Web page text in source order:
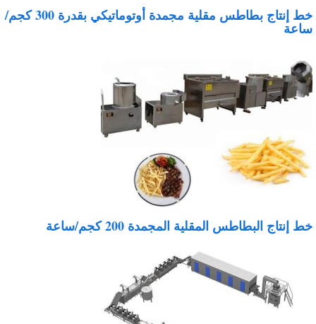
خط إنتاج بطاطس مقلية مجمدة أوتوماتيكي بقدرة 300 كجم/
إنتاج البطاطس المقلية المجمدة 200 كجم/ساعة